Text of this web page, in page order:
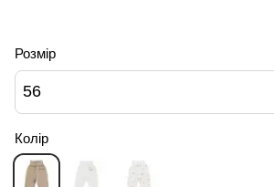
Розмір
56
Колір